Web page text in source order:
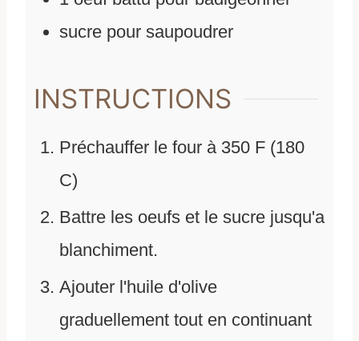
sucre pour saupoudrer
INSTRUCTIONS
Préchauffer le four à 350 F (180
C)
Battre les oeufs et le sucre jusqu'a
blanchiment.
Ajouter l'huile d'olive
graduellement tout en continuant